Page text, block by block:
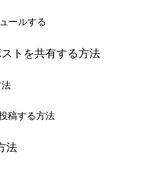
ールする
トを共有する方法
稿する方法
法